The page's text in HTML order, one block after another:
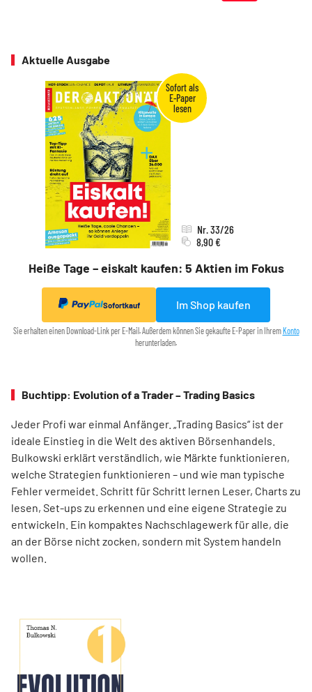
Aktuelle Ausgabe
Heiße Tage – eiskalt kaufen: 5 Aktien im Fokus
Nr. 33/26
8,90 €
Sofortkauf Im Shop kaufen
Sie erhalten einen Download-Link per E-Mail. Außerdem können Sie gekaufte E-Paper in Ihrem Konto
herunterladen.
Buchtipp: Evolution of a Trader – Trading Basics
Jeder Profi war einmal Anfänger. „Trading Basics“ ist der
ideale Einstieg in die Welt des aktiven Börsenhandels.
Bulkowski erklärt verständlich, wie Märkte funktionieren,
welche Strategien funktionieren – und wie man typische
Fehler vermeidet. Schritt für Schritt lernen Leser, Charts zu
lesen, Set-ups zu erkennen und eine eigene Strategie zu
entwickeln. Ein kompaktes Nachschlagewerk für alle, die
an der Börse nicht zocken, sondern mit System handeln
wollen.